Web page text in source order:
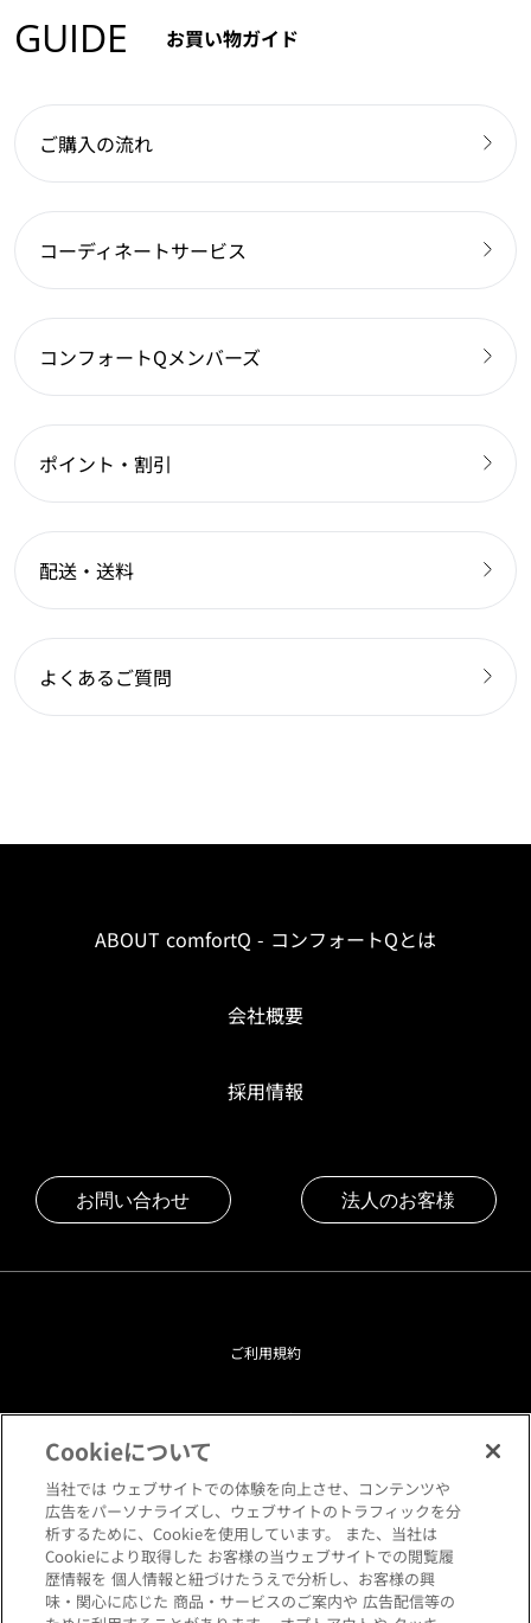
GUIDE お買い物ガイド
ご購入の流れ
コーディネートサービス
コンフォートQメンバーズ
ポイント・割引
配送・送料
よくあるご質問
ABOUT comfortQ - コンフォートQとは
会社概要
採用情報
お問い合わせ 法人のお客様
ご利用規約
プライバシーポリシー
クッキーポリシー
閲覧環境について
サイトマップ
Cookieについて
当社では ウェブサイトでの体験を向上させ、コンテンツや
広告をパーソナライズし、ウェブサイトのトラフィックを分
析するために、Cookieを使用しています。 また、当社は
Cookieにより取得した お客様の当ウェブサイトでの閲覧履
歴情報を 個人情報と紐づけたうえで分析し、お客様の興
味・関心に応じた 商品・サービスのご案内や 広告配信等の